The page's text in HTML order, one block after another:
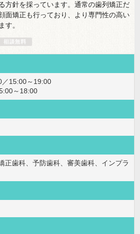
方針を採っています。通常の歯列矯正だ
面矯正も行っており、より専門性の高い
す。
／15:00～19:00
～18:00
正歯科、予防歯科、審美歯科、インプラ